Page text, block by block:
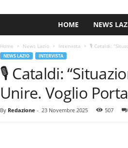
HOME NEWS
Home News Lazio Intervista 🎙️ Cataldi:
NEWS LAZIO INTERVISTA
🎙️ Cataldi:
Unire. Voglio
By Redazione - 23 Novembre 2025 507